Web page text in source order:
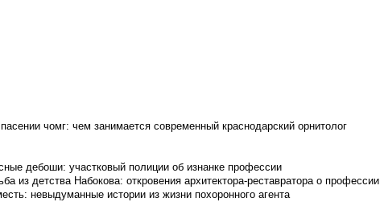
чомг: чем занимается современный краснодарский орнитолог
дебоши: участковый полиции об изнанке профессии
из детства Набокова: откровения архитектора-реставратора о профессии
невыдуманные истории из жизни похоронного агента